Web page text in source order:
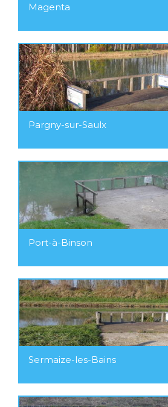
Magenta
Pargny-sur-Saulx
Port-à-Binson
Sermaize-les-Bains